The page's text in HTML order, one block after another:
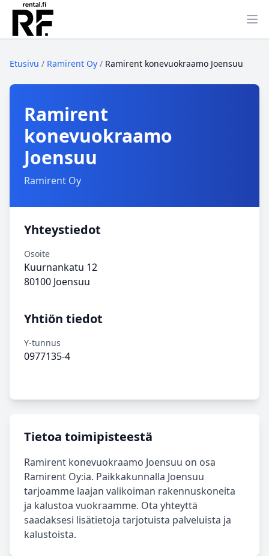
Etusivu / Ramirent Oy / Ramirent konevuokraamo Joensuu
Ramirent
konevuokraamo
Joensuu
Ramirent Oy
Yhteystiedot
Osoite
Kuurnankatu 12
80100 Joensuu
Yhtiön tiedot
Y-tunnus
0977135-4
Tietoa toimipisteestä
Ramirent konevuokraamo Joensuu on osa
Ramirent Oy:ia. Paikkakunnalla Joensuu
tarjoamme laajan valikoiman rakennuskoneita
ja kalustoa vuokraamme. Ota yhteyttä
saadaksesi lisätietoja tarjotuista palveluista ja
kalustoista.